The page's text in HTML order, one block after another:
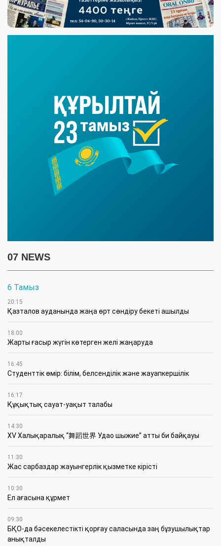
07 NEWS
6 Тамыз
20:15
Қазталов ауданында жаңа өрт сөндіру бекеті ашылды
18:00
Жарты ғасыр жүгін көтерген желі жаңаруда
16:45
Студенттік өмір: білім, белсенділік және жауапкершілік
16:17
Құқықтық сауат-уақыт талабы
14:30
XV Халықаралық “舞蹈世界 Удао шыжие” атты би байқауы
11:30
Жас сарбаздар жауынгерлік қызметке кірісті
10:30
Ел ағасына құрмет
09:30
БҚО-да бәсекелестікті қорғау саласында заң бұзушылықтар
анықталды